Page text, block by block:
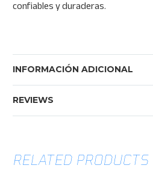
confiables y duraderas.
INFORMACIÓN ADICIONAL
REVIEWS
RELATED PRODUCTS